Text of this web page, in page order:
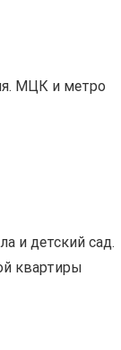
МЦК и метро
и детский сад.
квартиры